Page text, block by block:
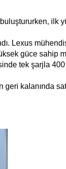
ilk
Lexus
güce sahip
tek şarjla 400
geri kalanında